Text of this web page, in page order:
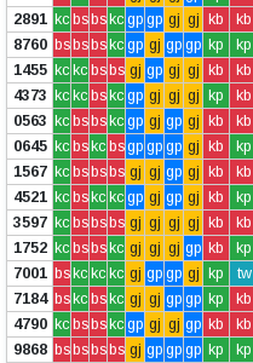
2891 kc bsbskc gp gp gj gj kb kb
8760 bsbsbskc gp gj gp gp kp kp
1455 kc kc bsbs gj gp gj gj kb kb
4373 kc kc bskc gp gj gj gj kp kb
0563 kc bsbskc gp gj gp gj kb kb
0645 kc bskc bsgp gp gp gj kb kp
1567 kc bsbsbs gj gj gp gj kb kb
4521 kc bskc kc gp gj gp gj kb kp
3597 kc bsbsbs gj gj gj gj kb kb
1752 kc bsbskc gj gj gj gp kb kp
7001 bskc kc kc gj gp gp gj kp tw
7184 bskc bskc gj gj gp gp kp kb
4790 kc bsbskc gp gj gj gp kb kb
9868 bsbsbsbs gj gp gp gp kp kp